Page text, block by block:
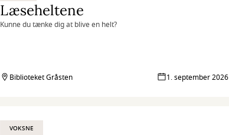
Læseheltene
Kunne du tænke dig at blive en helt?
Biblioteket Gråsten 1. september 2026
VOKSNE